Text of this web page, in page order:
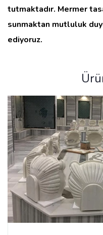
tutmaktadır. Mermer
sunmaktan mutluluk
ediyoruz.